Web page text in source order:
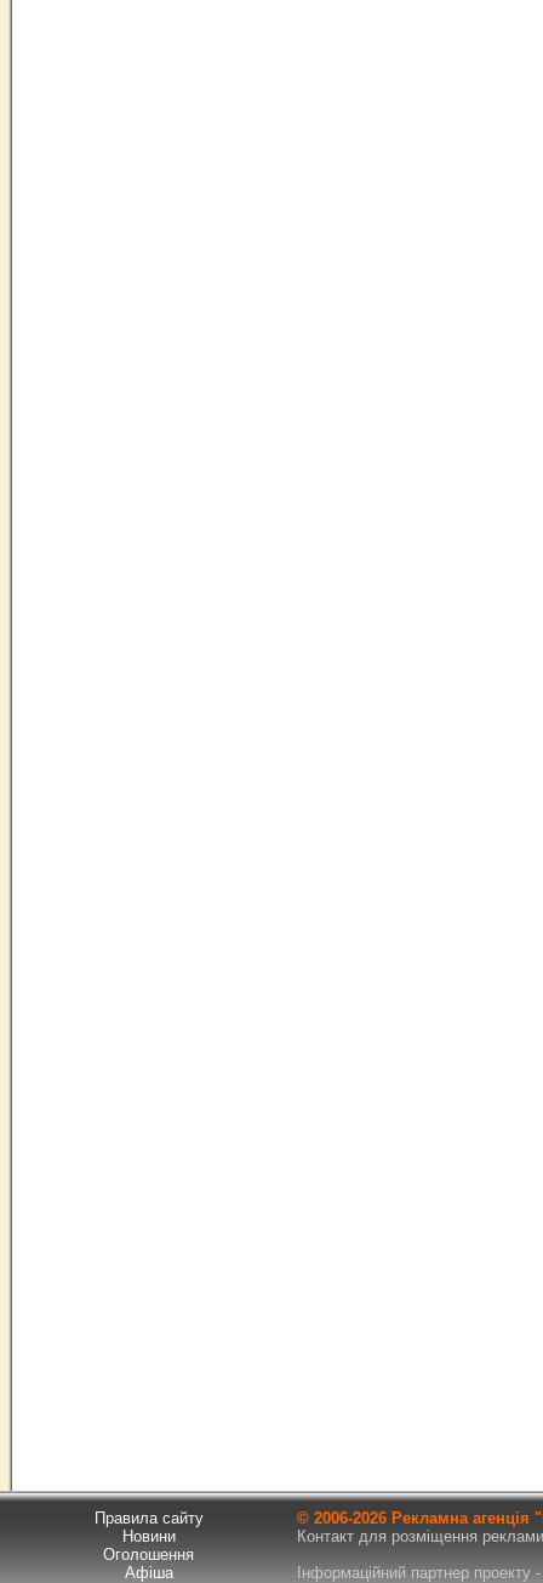
Правила сайту
Новини
Оголошення
Афіша
© 2006-2026 Рекламна
Контакт для розміщення
Інформаційний партнер проекту